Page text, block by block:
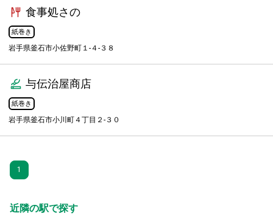
食事処さの
紙巻き
岩手県釜石市小佐野町１-４-３８
与伝治屋商店
紙巻き
岩手県釜石市小川町４丁目２-３０
1
近隣の駅で探す